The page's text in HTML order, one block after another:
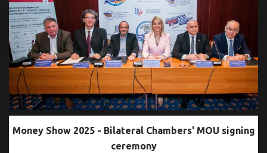
Money Show 2025 - Bilateral Chambers' MOU signing
ceremony